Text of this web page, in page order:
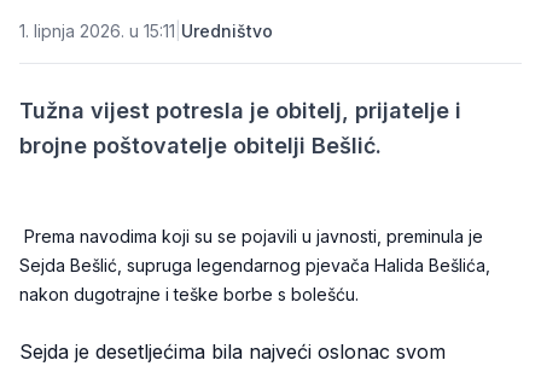
1. lipnja 2026. u 15:11 Uredništvo
Tužna vijest potresla je obitelj, prijatelje i
brojne poštovatelje obitelji Bešlić.
Prema navodima koji su se pojavili u javnosti, preminula je
Sejda Bešlić, supruga legendarnog pjevača Halida Bešlića,
nakon dugotrajne i teške borbe s bolešću.
Sejda je desetljećima bila najveći oslonac svom